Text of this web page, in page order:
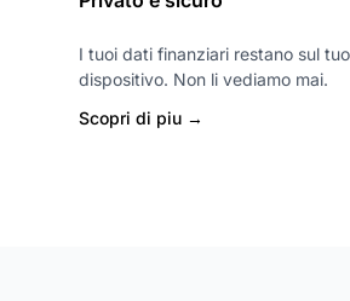
I tuoi dati finanziari restano sul tuo
dispositivo. Non li vediamo mai.
Scopri di piu →